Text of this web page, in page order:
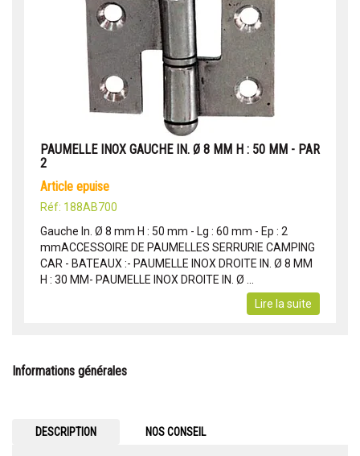
PAUMELLE INOX GAUCHE IN. Ø 8 MM H : 50 MM - PAR
2
article epuise
Réf: 188AB700
Gauche In. Ø 8 mm H : 50 mm - Lg : 60 mm - Ep : 2
mmACCESSOIRE DE PAUMELLES SERRURIE CAMPING
CAR - BATEAUX :- PAUMELLE INOX DROITE IN. Ø 8 MM
H : 30 MM- PAUMELLE INOX DROITE IN. Ø ...
Lire la suite
Informations générales
DESCRIPTION NOS CONSEIL